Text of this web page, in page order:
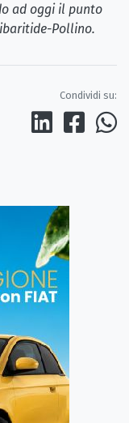
ad oggi il punto
Pollino.
Condividi su: